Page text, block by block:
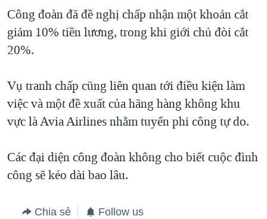
BÊN KIA QUỐC LỘ: TIẾNG VỌNG TỪ NÔNG THÔN MỸ
Công đoàn đã đề nghị chấp nhận một khoản cắt
giảm 10% tiền lương, trong khi giới chủ đòi cắt
20%.
Vụ tranh chấp cũng liên quan tới điều kiện làm
việc và một đề xuất của hãng hàng không khu
vực là Avia Airlines nhằm tuyển phi công tự do.
Các đại diện công đoàn không cho biết cuộc đình
công sẽ kéo dài bao lâu.
Chia sẻ Follow us